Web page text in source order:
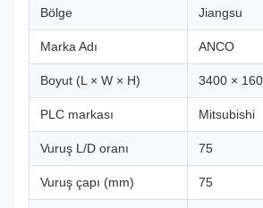
Bölge Jiangsu
Marka Adı ANCO
Boyut (L × W × H) 3400 ×
PLC markası Mitsubishi
Vuruş L/D oranı 75
Vuruş çapı (mm) 75